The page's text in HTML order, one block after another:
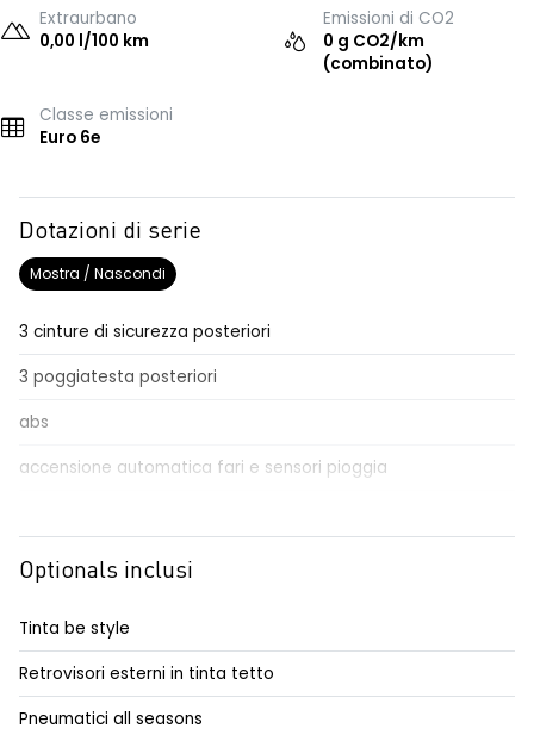
Extraurbano
0,00 l/100 km
Emissioni di CO2
0 g CO2/km
(combinato)
Classe emissioni
Euro 6e
Dotazioni di serie
Mostra / Nascondi
3 cinture di sicurezza posteriori
3 poggiatesta posteriori
abs
accensione automatica fari e sensori pioggia
airbag frontale conducente e passeggero
alzacristalli posteriori elettrici impulsionali
assistenza alla frenata d'emergenza
Optionals inclusi
Tinta be style
Retrovisori esterni in tinta tetto
Pneumatici all seasons